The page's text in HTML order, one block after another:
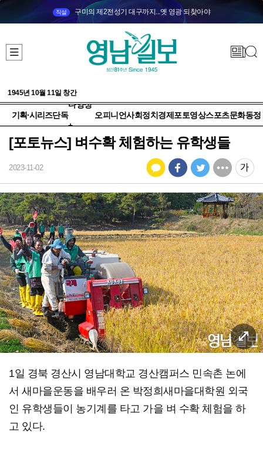
직설 구미의 제2전성기 대구까지...옛 영광 되찾아야
1945년 10월 11일 창간
기획·시리즈단독
다양성
+
오피니언사회정치 경제 포토영상스포츠문화동정
[포토뉴스] 벼수확 체험하는 유학생들
2023-11-02
1일 경북 경산시 영남대학교 경산캠퍼스 민속촌 논에
서 새마을운동을 배우러 온 박정희새마을대학원 외국
인 유학생들이 농기계를 타고 가을 벼 수확 체험을 하
고 있다.